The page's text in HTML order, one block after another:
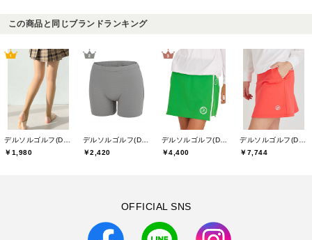
この商品と同じブランドランキング
￥1,980
￥2,420
￥4,400
￥7,744
OFFICIAL SNS